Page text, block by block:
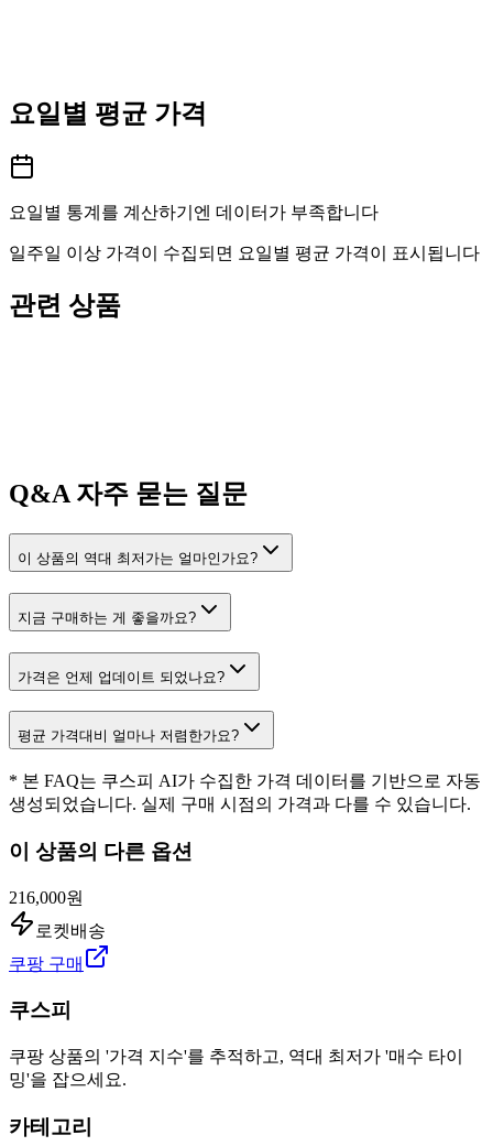
요일별 평균 가격
요일별 통계를 계산하기엔 데이터가 부족합니다
일주일 이상 가격이 수집되면 요일별 평균 가격이 표시됩니다
관련 상품
Q&A자주 묻는 질문
이 상품의 역대 최저가는 얼마인가요?
지금 구매하는 게 좋을까요?
가격은 언제 업데이트 되었나요?
평균 가격대비 얼마나 저렴한가요?
* 본 FAQ는 쿠스피 AI가 수집한 가격 데이터를 기반으로 자동
생성되었습니다. 실제 구매 시점의 가격과 다를 수 있습니다.
이 상품의 다른 옵션
216,000원
로켓배송
쿠팡 구매
쿠스피
쿠팡 상품의 '가격 지수'를 추적하고, 역대 최저가 '매수 타이
밍'을 잡으세요.
카테고리